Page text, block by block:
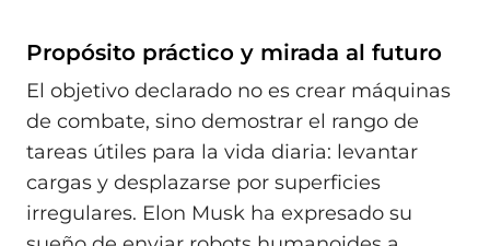
Propósito práctico y mirada al futuro
El objetivo declarado no es crear máquinas
de combate, sino demostrar el rango de
tareas útiles para la vida diaria: levantar
cargas y desplazarse por superficies
irregulares. Elon Musk ha expresado su